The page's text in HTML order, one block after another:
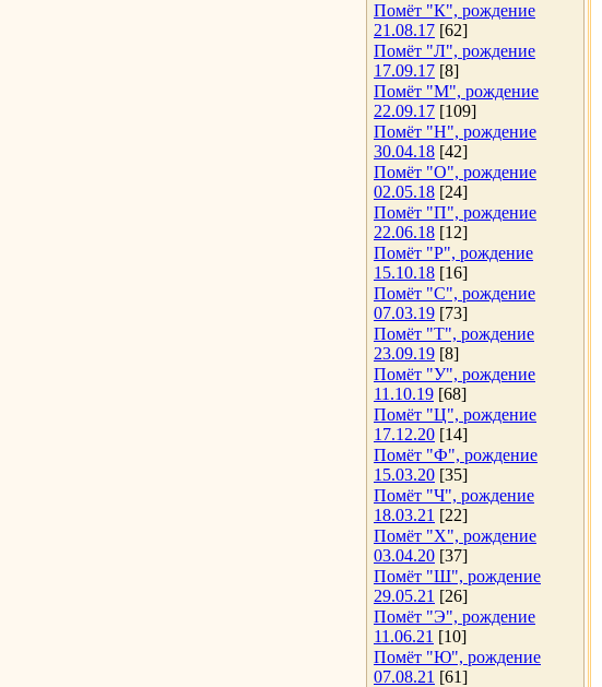
Помёт "К", рождение
21.08.17 [62]
Помёт "Л", рождение
17.09.17 [8]
Помёт "М", рождение
22.09.17 [109]
Помёт "Н", рождение
30.04.18 [42]
Помёт "О", рождение
02.05.18 [24]
Помёт "П", рождение
22.06.18 [12]
Помёт "Р", рождение
15.10.18 [16]
Помёт "С", рождение
07.03.19 [73]
Помёт "Т", рождение
23.09.19 [8]
Помёт "У", рождение
11.10.19 [68]
Помёт "Ц", рождение
17.12.20 [14]
Помёт "Ф", рождение
15.03.20 [35]
Помёт "Ч", рождение
18.03.21 [22]
Помёт "Х", рождение
03.04.20 [37]
Помёт "Ш", рождение
29.05.21 [26]
Помёт "Э", рождение
11.06.21 [10]
Помёт "Ю", рождение
07.08.21 [61]